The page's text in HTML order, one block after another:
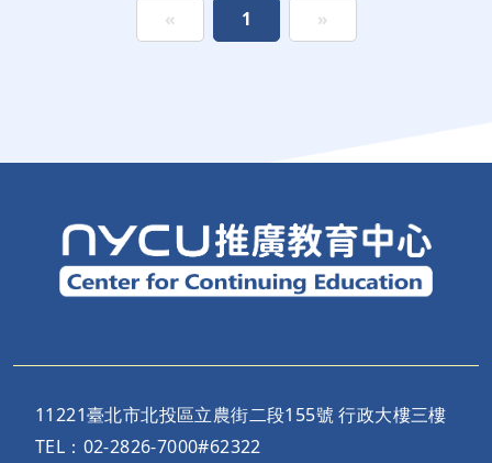
« 1 »
11221臺北市北投區立農街二段155號 行政大樓三樓
TEL：02-2826-7000#62322